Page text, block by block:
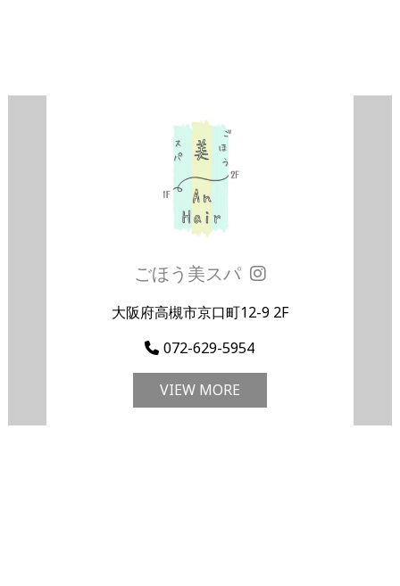
ごほう美スパ
大阪府高槻市京口町12-9 2F
072-629-5954
VIEW MORE